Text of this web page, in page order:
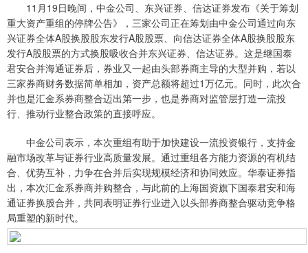
11月19日晚间，中金公司、东兴证券、信达证券发布《关于筹划
重大资产重组的停牌公告》，三家公司正在筹划由中金公司通过向东
兴证券全体A股换股股东发行A股股票、向信达证券全体A股换股股东
发行A股股票的方式换股吸收合并东兴证券、信达证券。这是继国泰
君安合并海通证券后，券业又一起由头部券商主导的大型并购，若以
三家券商财务数据简单相加，资产总额将超过1万亿元。同时，此次合
并也是汇金系券商整合迈出第一步，也是券商对监管层打造一流投
行、推动行业整合政策的直接呼应。
中金公司表示，本次重组有助于加快建设一流投资银行，支持金
融市场改革与证券行业高质量发展。通过重组各方能力资源的有机结
合、优势互补，力争在合并后实现规模经济和协同效应。华泰证券指
出，本次汇金系券商并购整合，与此前的上海国资旗下国泰君安和海
通证券换股合并，共同表明证券行业进入以头部券商整合驱动竞争格
局重塑的新时代。